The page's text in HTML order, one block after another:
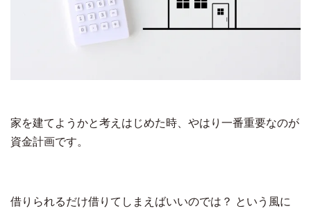
家を建てようかと考えはじめた時、やはり一番重要なのが
資金計画です。
借りられるだけ借りてしまえばいいのでは？ という風に